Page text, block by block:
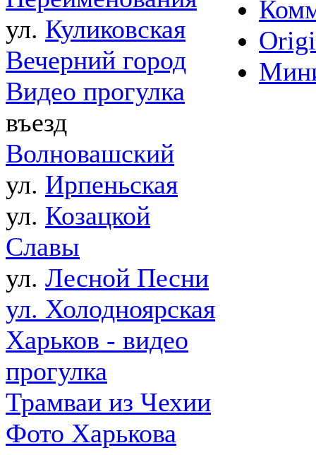
ул. Куликовская
Вечерний город
Видео прогулка
въезд
Волновашский
ул. Ирпеньская
ул. Козацкой
Славы
ул. Лесной Песни
ул. Холодноярская
Харьков - видео
прогулка
Трамваи из Чехии
Фото Харькова